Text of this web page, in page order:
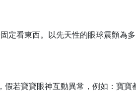
定看東西。以先天性的眼球震顫為
若寶寶眼神互動異常，例如：寶寶